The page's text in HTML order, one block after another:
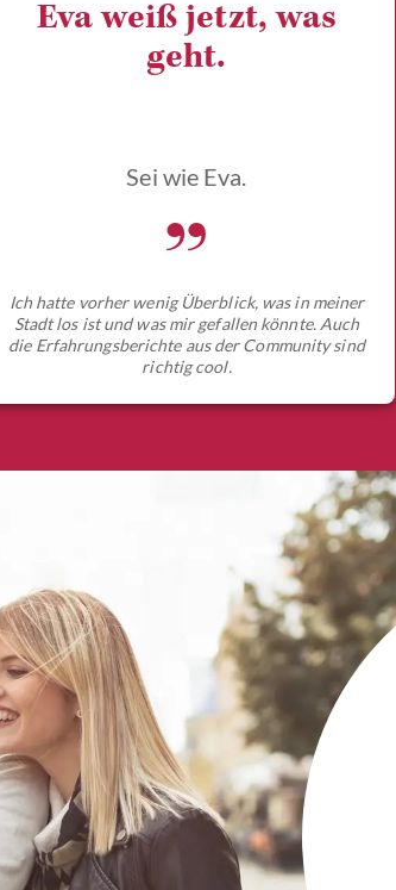
Eva weiß jetzt, was
geht.
Sei wie Eva.
„
Ich hatte vorher wenig Überblick, was in meiner
Stadt los ist und was mir gefallen könnte. Auch
die Erfahrungsberichte aus der Community sind
richtig cool.